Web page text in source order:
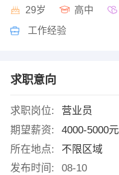
29岁 高中
工作经验
求职意向
求职岗位:
营业员
期望薪资:
4000-5000元
所在地点:
不限区域
发布时间:
08-10